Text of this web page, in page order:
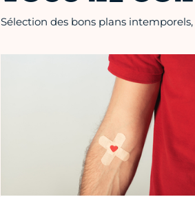
Sélection des bons plans